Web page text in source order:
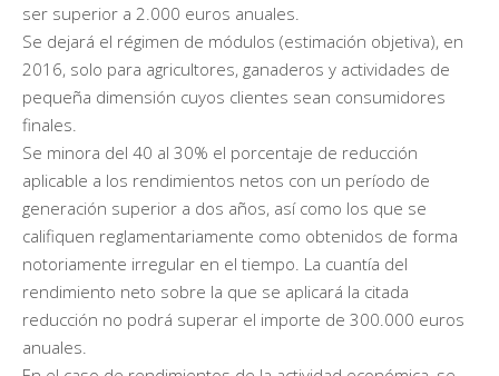
ser superior a 2.000 euros anuales.
Se dejará el régimen de módulos (estimación objetiva), en
2016, solo para agricultores, ganaderos y actividades de
pequeña dimensión cuyos clientes sean consumidores
finales.
Se minora del 40 al 30% el porcentaje de reducción
aplicable a los rendimientos netos con un período de
generación superior a dos años, así como los que se
califiquen reglamentariamente como obtenidos de forma
notoriamente irregular en el tiempo. La cuantía del
rendimiento neto sobre la que se aplicará la citada
reducción no podrá superar el importe de 300.000 euros
anuales.